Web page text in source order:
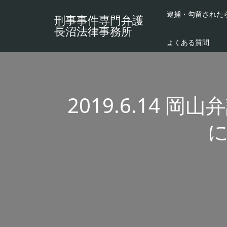
刑事事件専門弁護
長沼法律事務所
逮捕・勾留された
よくある質問
2019.6.14 岡山